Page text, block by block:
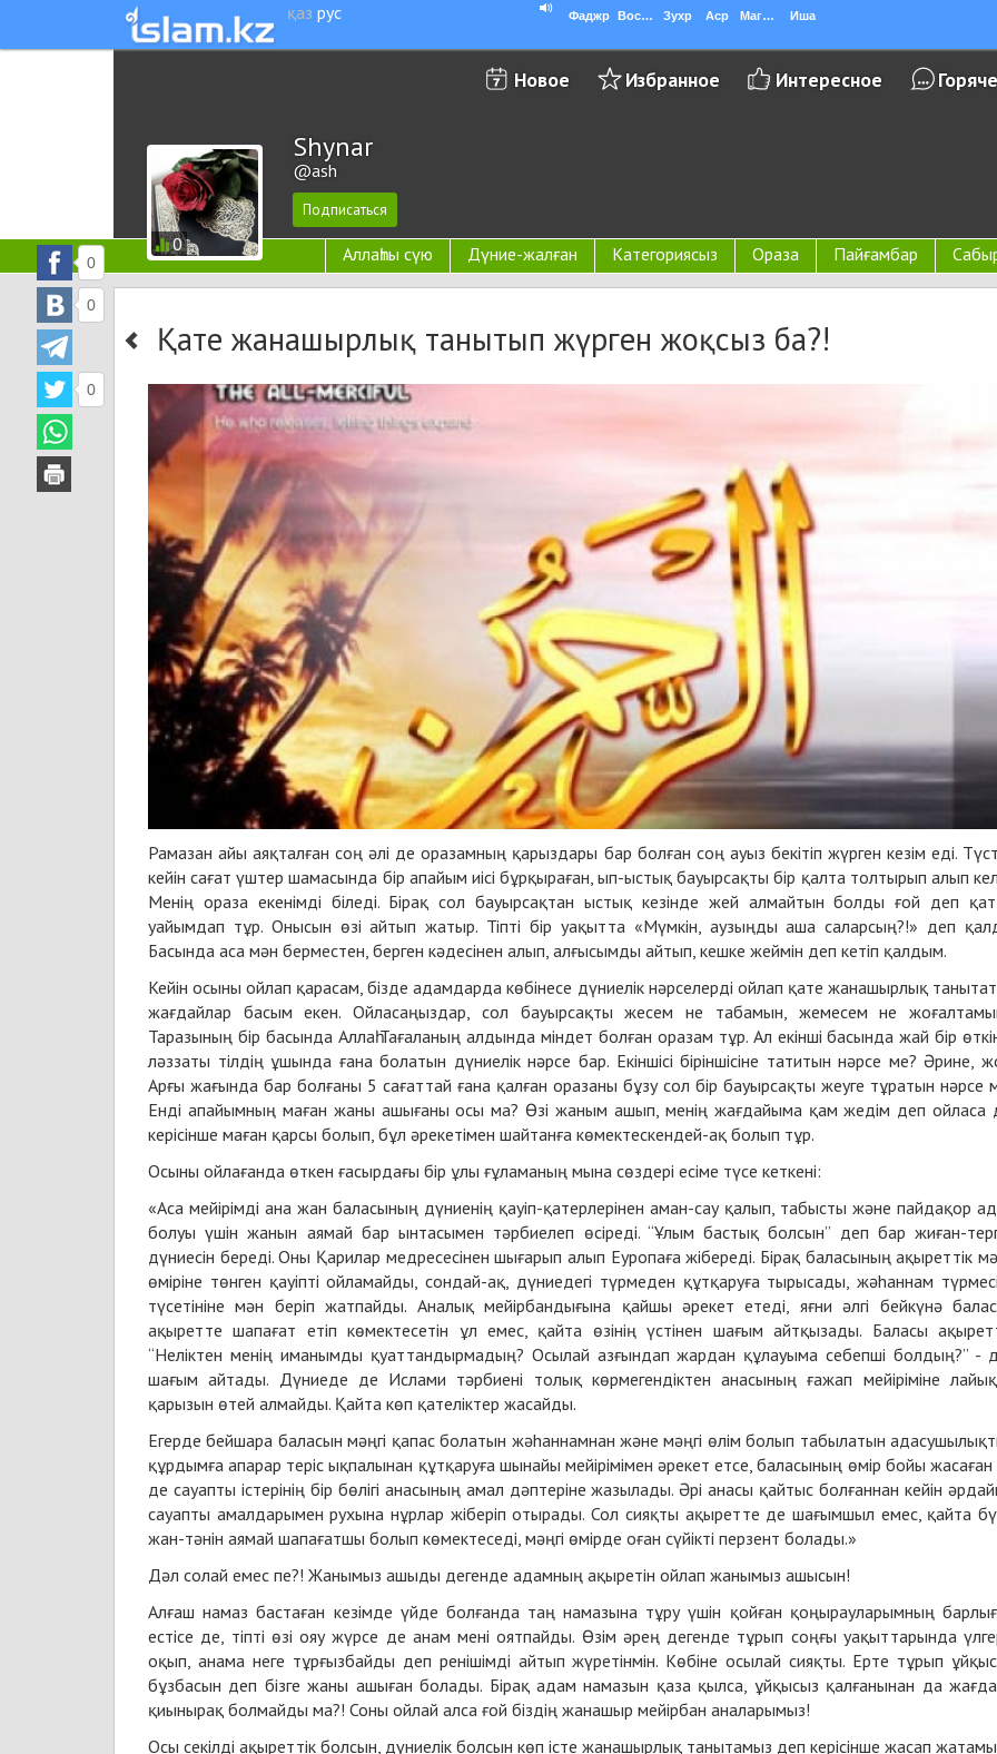
қаз рус Фаджр Восход Зухр Аср Магриб Иша
Новое Избранное Интересное
0
Shynar
@ash
Аллаһты сүю Дүние-жалған Категориясыз Ораза Пайғамбар
Қате жанашырлық танытып жүрген жоқсыз ба?!
0
0
0
Рамазан айы аяқталған соң әлі де оразамның қарыздары бар болған соң ауыз бекітіп жүрген кезім еді.
кейін сағат үштер шамасында бір апайым иісі бұрқыраған, ып-ыстық бауырсақты бір қалта толтырып алып
Менің ораза екенімді біледі. Бірақ сол бауырсақтан ыстық кезінде жей алмайтын болды ғой деп
уайымдап тұр. Онысын өзі айтып жатыр. Тіпті бір уақытта «Мүмкін, аузыңды аша саларсың?!» деп
Басында аса мән берместен, берген кәдесінен алып, алғысымды айтып, кешке жеймін деп кетіп қалдым.
Кейін осыны ойлап қарасам, бізде адамдарда көбінесе дүниелік нәрселерді ойлап қате жанашырлық
жағдайлар басым екен. Ойласаңыздар, сол бауырсақты жесем не табамын, жемесем не
Таразының бір басында Аллаһ Тағаланың алдында міндет болған оразам тұр. Ал екінші басында жай бір
ләззаты тілдің ұшында ғана болатын дүниелік нәрсе бар. Екіншісі біріншісіне татитын нәрсе ме? Әрине,
Арғы жағында бар болғаны 5 сағаттай ғана қалған оразаны бұзу сол бір бауырсақты жеуге тұратын нәрсе
Енді апайымның маған жаны ашығаны осы ма? Өзі жаным ашып, менің жағдайыма қам жедім деп ойласа
керісінше маған қарсы болып, бұл әрекетімен шайтанға көмектескендей-ақ болып тұр.
Осыны ойлағанда өткен ғасырдағы бір ұлы ғұламаның мына сөздері есіме түсе кеткені:
«Аса мейiрiмдi ана жан баласының дүниенiң қауiп-қатерлерiнен аман-сау қалып, табысты және пайдақор
болуы үшiн жанын аямай бар ынтасымен тәрбиелеп өсiредi. “Ұлым бастық болсын” деп бар жиған-
дүниесiн бередi. Оны Қарилар медресесiнен шығарып алып Еуропаға жiбередi. Бiрақ баласының ақыреттiк
өмiрiне төнген қауiптi ойламайды, сондай-ақ, дүниедегi түрмеден құтқаруға тырысады, жәhаннам
түсетiнiне мән берiп жатпайды. Аналық мейiрбандығына қайшы әрекет етедi, яғни әлгi бейкүнә
ақыретте шапағат етiп көмектесетiн ұл емес, қайта өзiнiң үстiнен шағым айтқызады. Баласы
“Нелiктен менiң иманымды қуаттандырмадың? Осылай азғындап жардан құлауыма себепшi болдың?” -
шағым айтады. Дүниеде де Ислами тәрбиенi толық көрмегендiктен анасының ғажап мейiрiмiне
қарызын өтей алмайды. Қайта көп қателiктер жасайды.
Егерде бейшара баласын мәңгi қапас болатын жәhаннамнан және мәңгi өлiм болып табылатын
құрдымға апарар терiс ықпалынан құтқаруға шынайы мейiрiмiмен әрекет етсе, баласының өмiр бойы жасаған
де сауапты iстерiнiң бiр бөлiгi анасының амал дәптерiне жазылады. Әрi анасы қайтыс болғаннан кейiн
сауапты амалдарымен рухына нұрлар жiберiп отырады. Сол сияқты ақыретте де шағымшыл емес, қайта
жан-тәнiн аямай шапағатшы болып көмектеседi, мәңгi өмiрде оған сүйiктi перзент болады.»
Дәл солай емес пе?! Жанымыз ашыды дегенде адамның ақыретін ойлап жанымыз ашысын!
Алғаш намаз бастаған кезімде үйде болғанда таң намазына тұру үшін қойған қоңырауларымның
естісе де, тіпті өзі ояу жүрсе де анам мені оятпайды. Өзім әрең дегенде тұрып соңғы уақыттарында
оқып, анама неге тұрғызбайды деп ренішімді айтып жүретінмін. Көбіне осылай сияқты. Ерте тұрып
бұзбасын деп бізге жаны ашыған болады. Бірақ адам намазын қаза қылса, ұйқысыз қалғанынан да
қиынырақ болмайды ма?! Соны ойлай алса ғой біздің жанашыр мейірбан аналарымыз!
Осы секілді ақыреттік болсын, дүниелік болсын көп істе жанашырлық танытамыз деп керісінше жасап